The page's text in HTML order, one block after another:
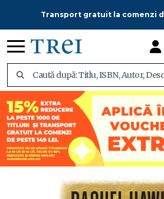
Transport gratuit la comenzi